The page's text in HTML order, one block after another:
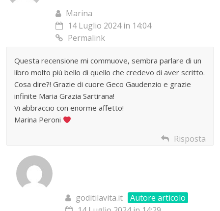
Marina
14 Luglio 2024 in 14:04
Permalink
Questa recensione mi commuove, sembra parlare di un
libro molto più bello di quello che credevo di aver scritto.
Cosa dire?! Grazie di cuore Geco Gaudenzio e grazie
infinite Maria Grazia Sartirana!
Vi abbraccio con enorme affetto!
Marina Peroni
Risposta
goditilavita.it
Autore articolo